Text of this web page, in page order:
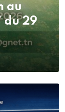
au
du 29